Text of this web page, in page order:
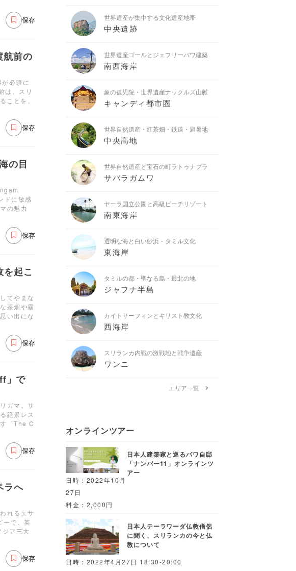
保存
航前の
必須に
は、スリ
ことを、
保存
の目
ドに敏感
の魅力
保存
を起こ
てやまな
茶畑や霧
い出にな
保存
」で
ガマ。サ
絶景レス
「The C
保存
ラへ
れるエサ
で、英
ア三大
保存
世界遺産が集中する文化遺産地帯
中央遺跡
世界遺産ゴールとジェフリーバワ建築
南西海岸
象の孤児院・世界遺産ナックルズ山脈
キャンディ都市圏
世界自然遺産・紅茶畑・鉄道・避暑地
中央高地
世界自然遺産と宝石の町ラトゥナプラ
サバラガムワ
ヤーラ国立公園と高級ビーチリゾート
南東海岸
透明な海と白い砂浜・タミル文化
東海岸
タミルの都・聖なる島・最北の地
ジャフナ半島
カイトサーフィンとキリスト教文化
西海岸
スリランカ内戦の激戦地と戦争遺産
ワンニ
エリア一覧
オンラインツアー
日本人建築家と巡るバワ自邸
「ナンバー11」オンラインツ
アー
日時：2022年10月
27日
料金：2,000円
日本人テーラワーダ仏教僧侶
に聞く、スリランカの今と仏
教について
日時：2022年4月27日 18:30-20:00